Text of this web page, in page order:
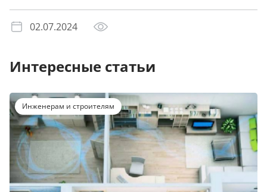
02.07.2024
Интересные статьи
Инженерам и строителям